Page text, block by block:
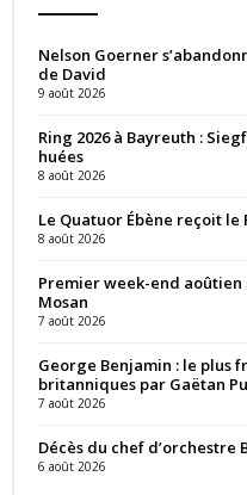
Nelson Goerner
de David
9 août 2026
Ring 2026 à Bayreuth :
huées
8 août 2026
Le Quatuor Ébène reçoit le
8 août 2026
Premier week-end aoûtien
Mosan
7 août 2026
George Benjamin : le plus
britanniques par Gaëtan
7 août 2026
Décès du chef d’orchestre
6 août 2026